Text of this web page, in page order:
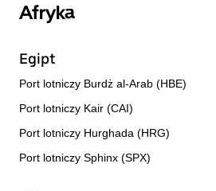
Afryka
Egipt
Port lotniczy Burdż al-Arab (HBE)
Port lotniczy Kair (CAI)
Port lotniczy Hurghada (HRG)
Port lotniczy Sphinx (SPX)